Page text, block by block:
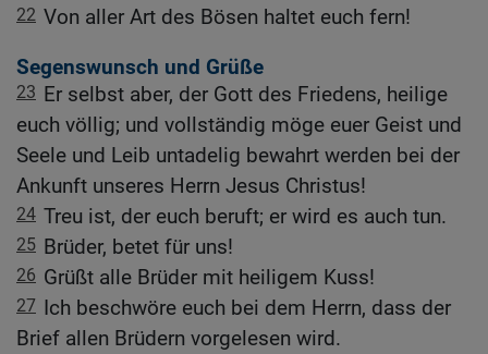
22 Von aller Art des Bösen haltet euch fern!
Segenswunsch und Grüße
23 Er selbst aber, der Gott des Friedens, heilige
euch völlig; und vollständig möge euer Geist und
Seele und Leib untadelig bewahrt werden bei der
Ankunft unseres Herrn Jesus Christus!
24 Treu ist, der euch beruft; er wird es auch tun.
25 Brüder, betet für uns!
26 Grüßt alle Brüder mit heiligem Kuss!
27 Ich beschwöre euch bei dem Herrn, dass der
Brief allen Brüdern vorgelesen wird.